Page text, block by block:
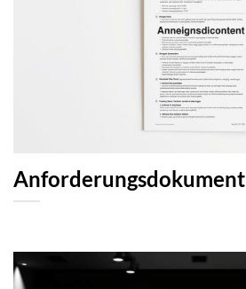
Anforderungsdokument